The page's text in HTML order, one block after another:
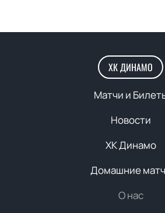
ХК ДИНАМО
Матчи и
Новости
ХК Динамо
Домашние
О нас